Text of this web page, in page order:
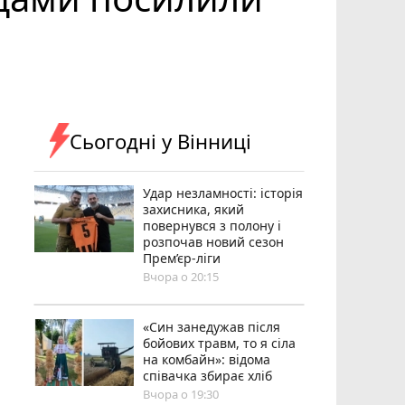
Сьогодні у Вінниці
Удар незламності: історія
захисника, який
повернувся з полону і
розпочав новий сезон
Прем’єр-ліги
Вчора о 20:15
«Син занедужав після
бойових травм, то я сіла
на комбайн»: відома
співачка збирає хліб
Вчора о 19:30